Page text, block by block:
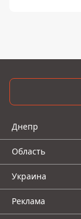
Днепр
Область
Украина
Реклама